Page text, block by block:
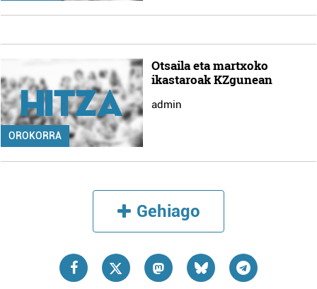
OROKORRA
Otsaila eta martxoko
ikastaroak KZgunean
admin
Gehiago